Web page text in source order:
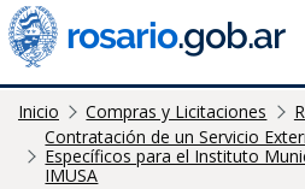
Inicio Compras y Licitaciones
Contratación de un Servicio
Específicos para el Instituto
IMUSA